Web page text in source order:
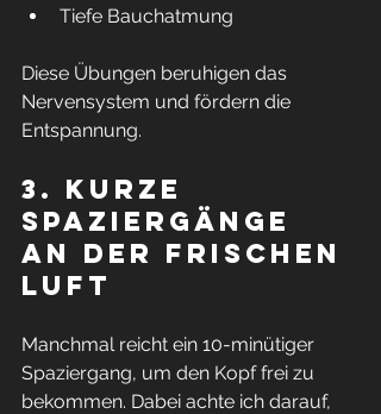
Tiefe Bauchatmung
Diese Übungen beruhigen das
Nervensystem und fördern die
Entspannung.
3. Kurze
Spaziergänge
an der frischen
Luft
Manchmal reicht ein 10-minütiger
Spaziergang, um den Kopf frei zu
bekommen. Dabei achte ich darauf,